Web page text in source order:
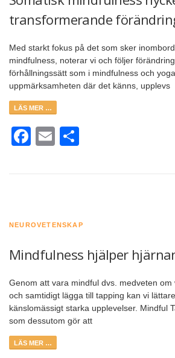
transformerande
Med starkt fokus på det som sker
mindfulness, noterar vi och följer
förhållningssätt som i mindfulness och
uppmärksamheten där det känns, upplevs
LÄS MER …
Facebook
Email
NEUROVETENSKAP
Mindfulness hjälper
Genom att vara mindful dvs. medveten
och samtidigt lägga till tapping kan vi
känslomässigt starka upplevelser. Mindful
som dessutom gör att
LÄS MER …